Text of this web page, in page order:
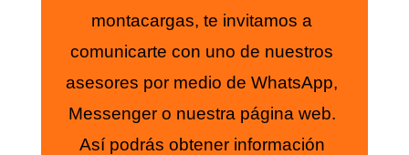
montacargas, te invitamos a
comunicarte con uno de nuestros
asesores por medio de WhatsApp,
Messenger o nuestra página web.
Así podrás obtener información